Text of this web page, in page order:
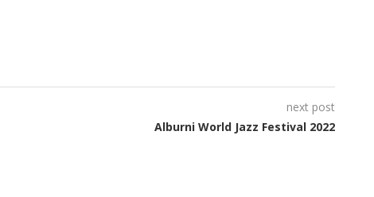
next post
Alburni World Jazz Festival 2022